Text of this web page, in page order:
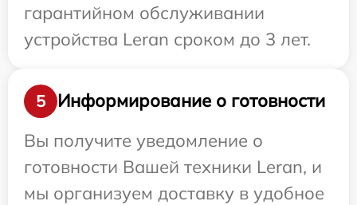
гарантийном обслуживании
устройства Leran сроком до 3 лет.
5
Информирование о готовности
Вы получите уведомление о
готовности Вашей техники Leran, и
мы организуем доставку в удобное